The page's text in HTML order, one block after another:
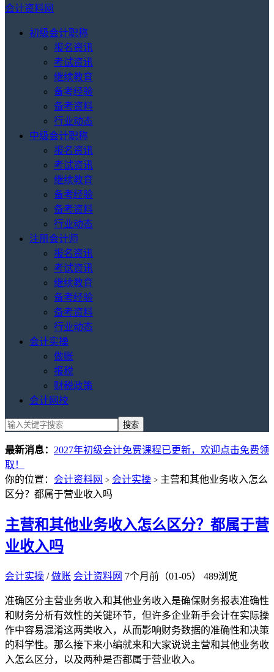
会计资料网
初级会计职称
报名资讯
考试资讯
继续教育
备考经验
备考资料
行业动态
中级会计职称
报名资讯
考试资讯
继续教育
备考经验
备考资料
行业动态
注册会计师
报名资讯
考试资讯
继续教育
备考经验
备考资料
行业动态
会计实操
做账
报税
财税政策
会计网校
最新消息： 2027年初级会计免费课程已更新，欢迎点击免费领
取！
你的位置： 会计资料网 > 会计实操 > 主营和其他业务收入怎么
区分？都属于营业收入吗
主营和其他业务收入怎么区分？都属于营
业收入吗
会计实操 /做账 会计资料网 7个月前（01-05） 489浏览
准确区分主营业务收入和其他业务收入是确保财务报表准确性
和财务分析有效性的关键环节，但许多企业新手会计在实际操
作中容易混淆这两类收入，从而影响财务数据的准确性和决策
的科学性。那么接下来小编就来和大家说说主营和其他业务收
入怎么区分，以及两种是否都属于营业收入。